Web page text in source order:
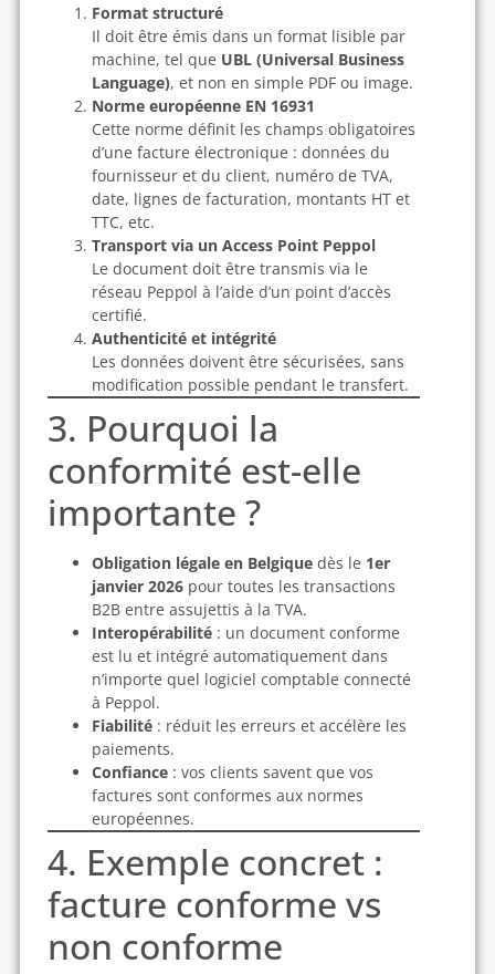
Format structuré
Il doit être émis dans un format lisible par
machine, tel que UBL (Universal Business
Language), et non en simple PDF ou image.
Norme européenne EN 16931
Cette norme définit les champs obligatoires
d’une facture électronique : données du
fournisseur et du client, numéro de TVA,
date, lignes de facturation, montants HT et
TTC, etc.
Transport via un Access Point Peppol
Le document doit être transmis via le
réseau Peppol à l’aide d’un point d’accès
certifié.
Authenticité et intégrité
Les données doivent être sécurisées, sans
modification possible pendant le transfert.
3. Pourquoi la
conformité est-elle
importante ?
Obligation légale en Belgiquedès le 1er
janvier 2026pour toutes les transactions
B2B entre assujettis à la TVA.
Interopérabilité: un document conforme
est lu et intégré automatiquement dans
n’importe quel logiciel comptable connecté
à Peppol.
Fiabilité: réduit les erreurs et accélère les
paiements.
Confiance: vos clients savent que vos
factures sont conformes aux normes
européennes.
4. Exemple concret :
facture conforme vs
non conforme